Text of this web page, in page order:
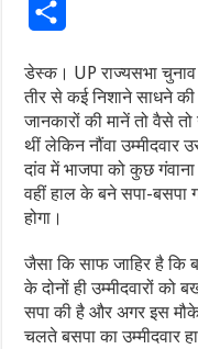
डेस्क। UP राज्यसभा चुनाव
तीर से कई निशाने साधने
जानकारों की मानें तो वैसे
थीं लेकिन नौंवा
दांव में भाजपा को कुछ
वहीं हाल के बने सपा-
होगा।
जैसा कि साफ जाहिर है कि
के दोनों ही उम्मीदवारों को
सपा की है और अगर इस
चलते बसपा का उम्मीदवार